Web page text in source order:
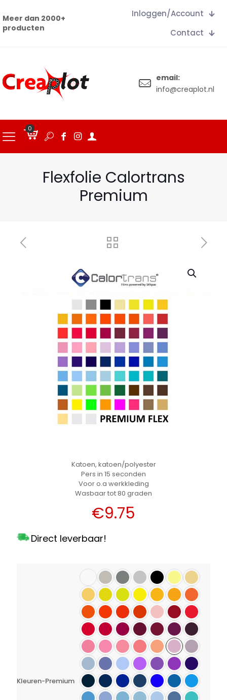
Meer dan 2000+
producten
Inloggen/Account
Contact
email:
info@creaplot.nl
0
Flexfolie Calortrans
Premium
Katoen, katoen/polyester
Pers in 15 seconden
Voor o.a werkkleding
Wasbaar tot 80 graden
€9.75
Direct leverbaar!
Kleuren-Premium